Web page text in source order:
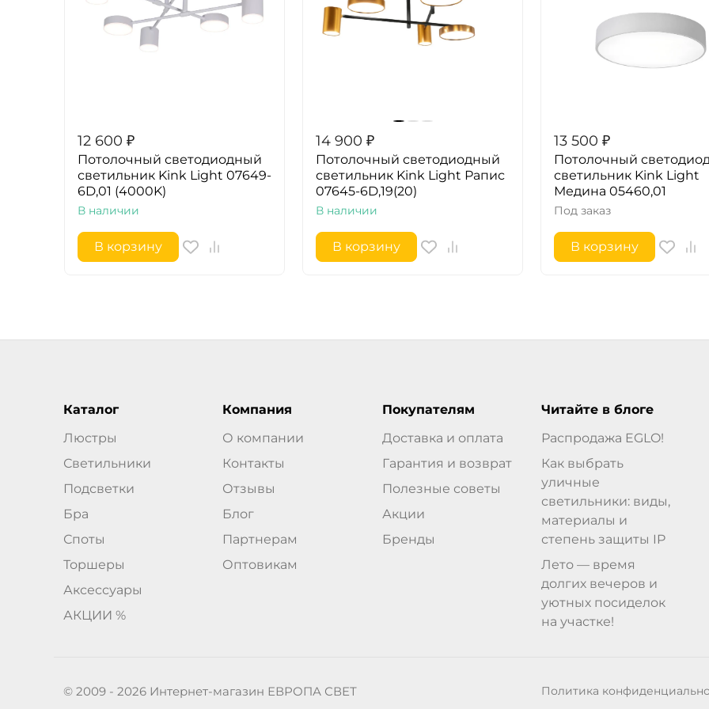
12 600 ₽
Потолочный светодиодный
светильник Kink Light 07649-
6D,01 (4000K)
В наличии
В корзину
14 900 ₽
Потолочный светодиодный
светильник Kink Light Рапис
07645-6D,19(20)
В наличии
В корзину
13 500 ₽
Потолочный
светильник Kink Light
Медина 05460,01
Под заказ
В корзину
Каталог
Люстры
Светильники
Подсветки
Бра
Споты
Торшеры
Аксессуары
АКЦИИ %
Компания
О компании
Контакты
Отзывы
Блог
Партнерам
Оптовикам
Покупателям
Доставка и оплата
Гарантия и возврат
Полезные советы
Акции
Бренды
Читайте в блоге
Распродажа EGLO!
Как выбрать
уличные
светильники: виды,
материалы и
степень защиты IP
Лето — время
долгих вечеров и
уютных посиделок
на участке!
© 2009 - 2026 Интернет-магазин ЕВРОПА СВЕТ Политика